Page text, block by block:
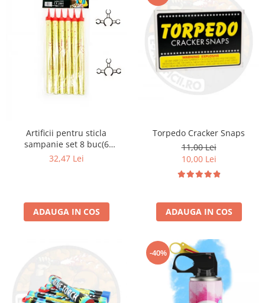
Artificii pentru sticla
sampanie set 8 buc(6
artificii+2cleme)
32,47 Lei
ADAUGA IN COS
Torpedo Cracker Snaps
11,00 Lei
10,00 Lei
ADAUGA IN COS
-40%